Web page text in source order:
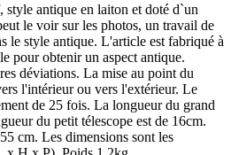
style antique en laiton et doté d`un
le voir sur les photos, un travail de
le style antique. L'article est fabriqué à
pour obtenir un aspect antique.
déviations. La mise au point du
l'intérieur ou vers l'extérieur. Le
de 25 fois. La longueur du grand
du petit télescope est de 16cm.
cm. Les dimensions sont les